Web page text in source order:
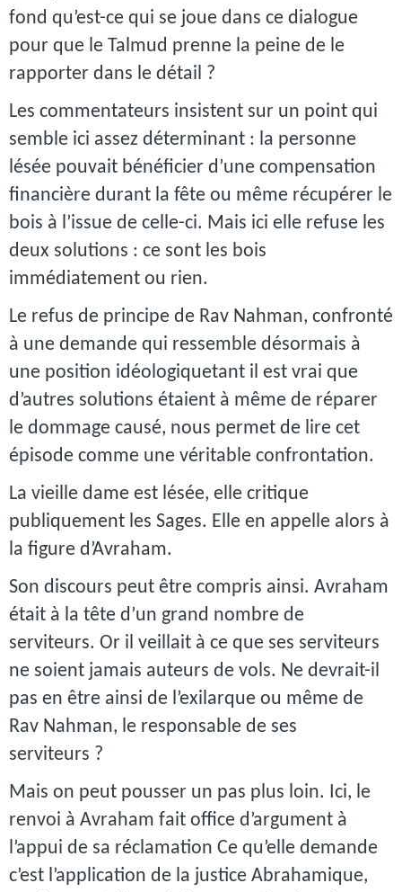
fond qu’est-ce qui se joue dans ce dialogue
pour que le Talmud prenne la peine de le
rapporter dans le détail ?
Les commentateurs insistent sur un point qui
semble ici assez déterminant : la personne
lésée pouvait bénéficier d’une compensation
financière durant la fête ou même récupérer le
bois à l’issue de celle-ci. Mais ici elle refuse les
deux solutions : ce sont les bois
immédiatement ou rien.
Le refus de principe de Rav Nahman, confronté
à une demande qui ressemble désormais à
une position idéologiquetant il est vrai que
d’autres solutions étaient à même de réparer
le dommage causé, nous permet de lire cet
épisode comme une véritable confrontation.
La vieille dame est lésée, elle critique
publiquement les Sages. Elle en appelle alors à
la figure d’Avraham.
Son discours peut être compris ainsi. Avraham
était à la tête d’un grand nombre de
serviteurs. Or il veillait à ce que ses serviteurs
ne soient jamais auteurs de vols. Ne devrait-il
pas en être ainsi de l’exilarque ou même de
Rav Nahman, le responsable de ses
serviteurs ?
Mais on peut pousser un pas plus loin. Ici, le
renvoi à Avraham fait office d’argument à
l’appui de sa réclamation Ce qu’elle demande
c’est l’application de la justice Abrahamique,